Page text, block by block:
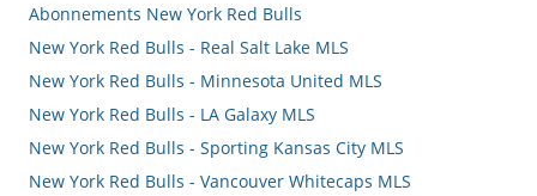
Abonnements New York Red Bulls
New York Red Bulls - Real Salt Lake MLS
New York Red Bulls - Minnesota United MLS
New York Red Bulls - LA Galaxy MLS
New York Red Bulls - Sporting Kansas City MLS
New York Red Bulls - Vancouver Whitecaps MLS